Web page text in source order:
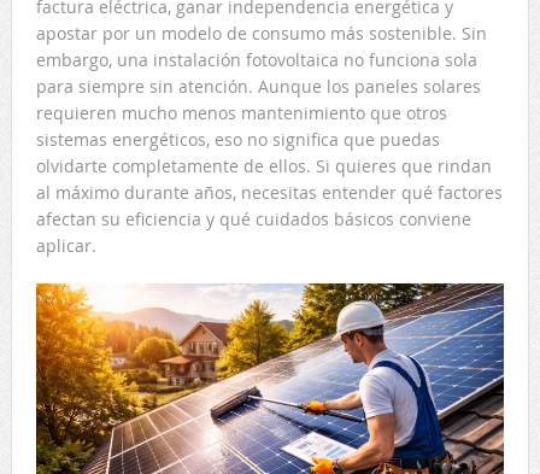
factura eléctrica, ganar independencia energética y
apostar por un modelo de consumo más sostenible. Sin
embargo, una instalación fotovoltaica no funciona sola
para siempre sin atención. Aunque los paneles solares
requieren mucho menos mantenimiento que otros
sistemas energéticos, eso no significa que puedas
olvidarte completamente de ellos. Si quieres que rindan
al máximo durante años, necesitas entender qué factores
afectan su eficiencia y qué cuidados básicos conviene
aplicar.